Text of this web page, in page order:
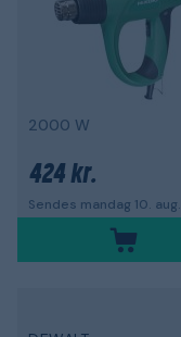
2000 W
424 kr.
Sendes mandag 10. aug.